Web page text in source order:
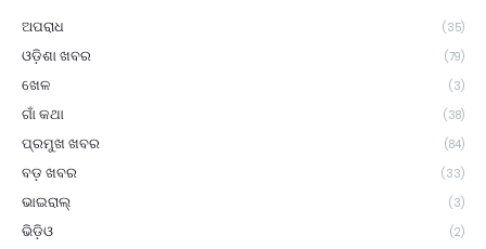
ଅପରାଧ (35)
ଓଡ଼ିଶା ଖବର (79)
ଖେଳ (3)
ଗାଁ କଥା (38)
ପ୍ରମୁଖ ଖବର (84)
ବଡ଼ ଖବର (33)
ଭାଇରାଲ୍ (3)
ଭିଡ଼ିଓ (2)